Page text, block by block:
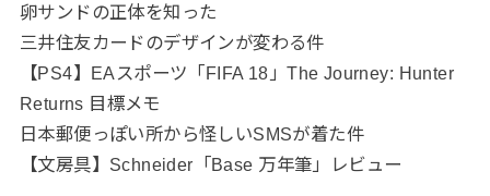
卵サンドの正体を知った
三井住友カードのデザインが変わる件
【PS4】EAスポーツ「FIFA 18」The Journey: Hunter
Returns 目標メモ
日本郵便っぽい所から怪しいSMSが着た件
【文房具】Schneider「Base 万年筆」レビュー